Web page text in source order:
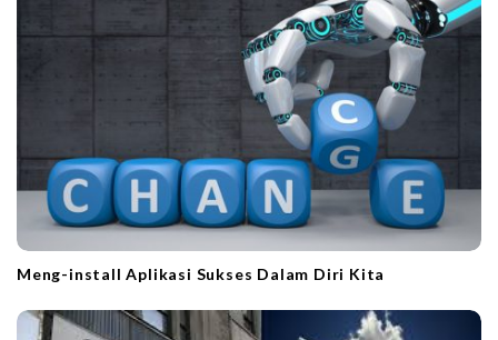
Meng-install Aplikasi Sukses Dalam Diri Kita